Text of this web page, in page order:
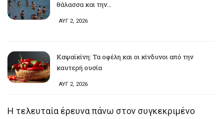
θάλασσα και την…
ΑΥΓ 2, 2026
Καψαϊκίνη: Τα οφέλη και οι κίνδυνοι από την
καυτερή ουσία
ΑΥΓ 2, 2026
Η τελευταία έρευνα πάνω στον συγκεκριμένο